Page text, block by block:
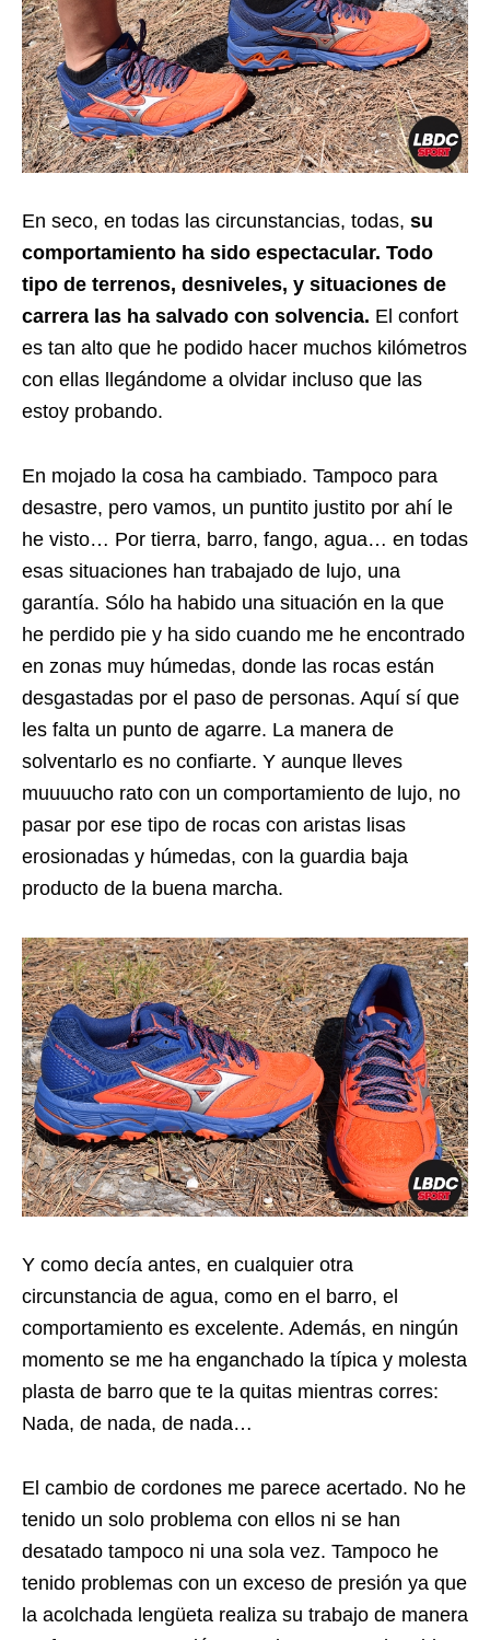
En seco, en todas las circunstancias, todas, su
comportamiento ha sido espectacular. Todo
tipo de terrenos, desniveles, y situaciones de
carrera las ha salvado con solvencia. El confort
es tan alto que he podido hacer muchos kilómetros
con ellas llegándome a olvidar incluso que las
estoy probando.
En mojado la cosa ha cambiado. Tampoco para
desastre, pero vamos, un puntito justito por ahí le
he visto… Por tierra, barro, fango, agua… en todas
esas situaciones han trabajado de lujo, una
garantía. Sólo ha habido una situación en la que
he perdido pie y ha sido cuando me he encontrado
en zonas muy húmedas, donde las rocas están
desgastadas por el paso de personas. Aquí sí que
les falta un punto de agarre. La manera de
solventarlo es no confiarte. Y aunque lleves
muuuucho rato con un comportamiento de lujo, no
pasar por ese tipo de rocas con aristas lisas
erosionadas y húmedas, con la guardia baja
producto de la buena marcha.
Y como decía antes, en cualquier otra
circunstancia de agua, como en el barro, el
comportamiento es excelente. Además, en ningún
momento se me ha enganchado la típica y molesta
plasta de barro que te la quitas mientras corres:
Nada, de nada, de nada…
El cambio de cordones me parece acertado. No he
tenido un solo problema con ellos ni se han
desatado tampoco ni una sola vez. Tampoco he
tenido problemas con un exceso de presión ya que
la acolchada lengüeta realiza su trabajo de manera